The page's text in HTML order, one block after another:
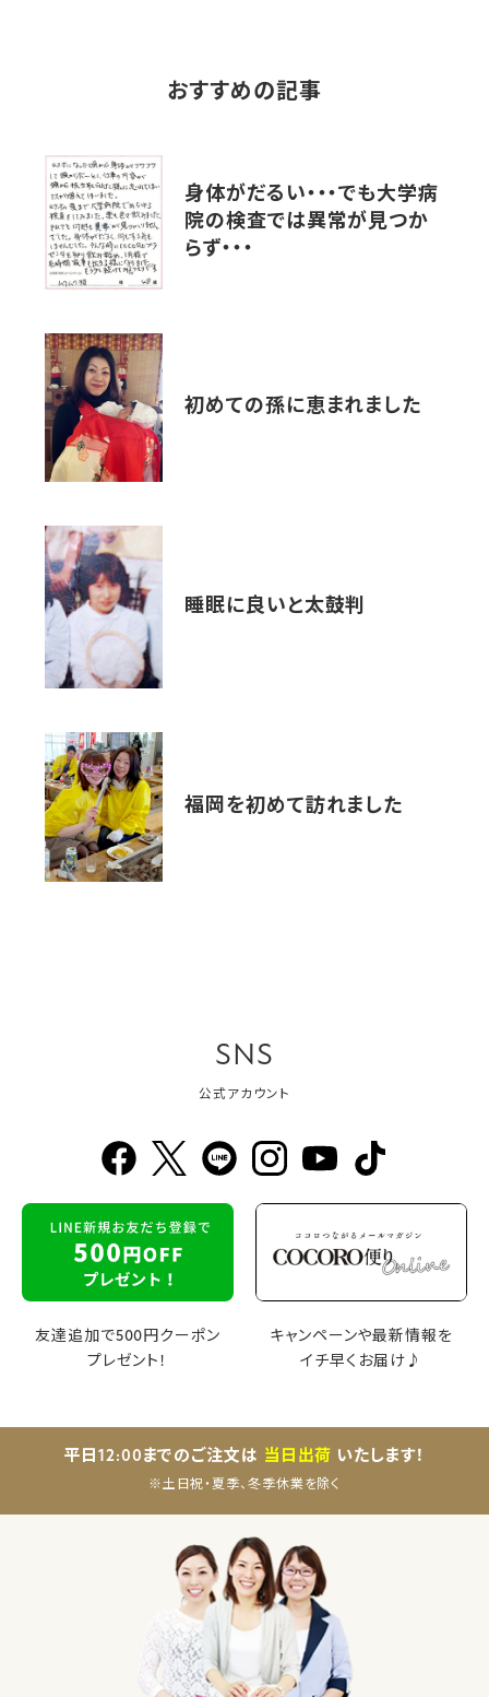
おすすめの記事
身体がだるい・・・でも大学病
院の検査では異常が見つか
らず・・・
初めての孫に恵まれました
睡眠に良いと太鼓判
福岡を初めて訪れました
SNS
公式アカウント
友達追加で500円クーポン
プレゼント！
キャンペーンや最新情報を
イチ早くお届け♪
平日12:00までのご注文は 当日出荷 いたします！
※土日祝・夏季、冬季休業を除く